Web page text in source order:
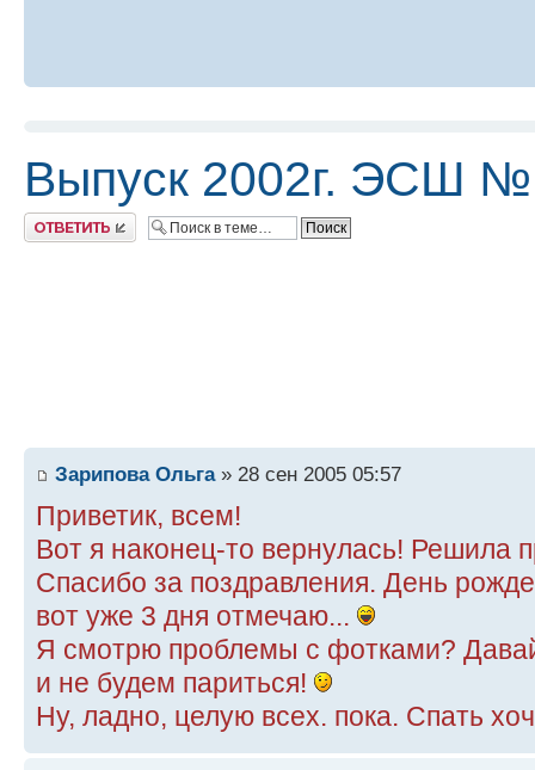
Выпуск 2002г. ЭСШ
Ответить
Зарипова Ольга» 28 сен 2005 05:57
Приветик, всем!
Вот я наконец-то вернулась! Решила
Спасибо за поздравления. День
вот уже 3 дня отмечаю...
Я смотрю проблемы с фотками?
и не будем париться!
Ну, ладно, целую всех. пока. Спать